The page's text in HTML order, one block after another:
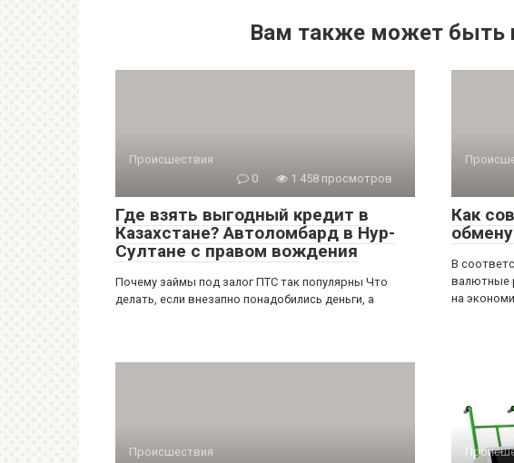
Вам также может быть
Происшествия
0
1 458 просмотров
Где взять выгодный кредит в
Казахстане? Автоломбард в Нур-
Султане с правом вождения
Почему займы под залог ПТС так популярны Что
делать, если внезапно понадобились деньги, а
Как
В
валютные
на
Происшествия